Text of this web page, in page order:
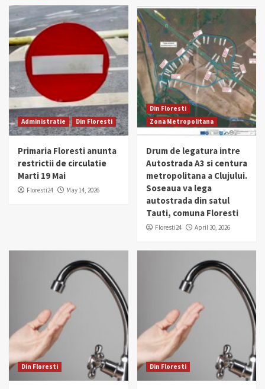
Administratie Din Floresti
Primaria Floresti anunta
restrictii de circulatie
Marti 19 Mai
Floresti24 May 14, 2026
Din Floresti
Zona Metropolitana
Drum de legatura intre
Autostrada A3 si centura
metropolitana a Clujului.
Soseaua va lega
autostrada din satul
Tauti, comuna Floresti
Floresti24 April 30, 2026
Din Floresti Din Floresti